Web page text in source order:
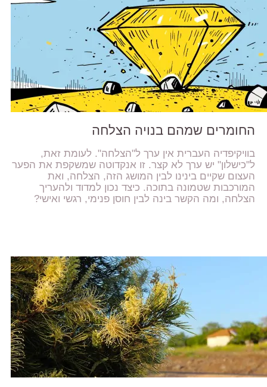
החומרים שמהם בנויה הצלחה
בוויקיפדיה העברית אין ערך ל"הצלחה". לעומת זאת,
ל"כישלון" יש ערך לא קצר. זו אנקדוטה שמשקפת את הפער
העצום שקיים בינינו לבין המושג הזה, הצלחה, ואת
המורכבות שטמונה בתוכה. כיצד נכון למדוד ולהעריך
הצלחה, ומה הקשר בינה לבין חוסן פנימי, רגשי ואישי?